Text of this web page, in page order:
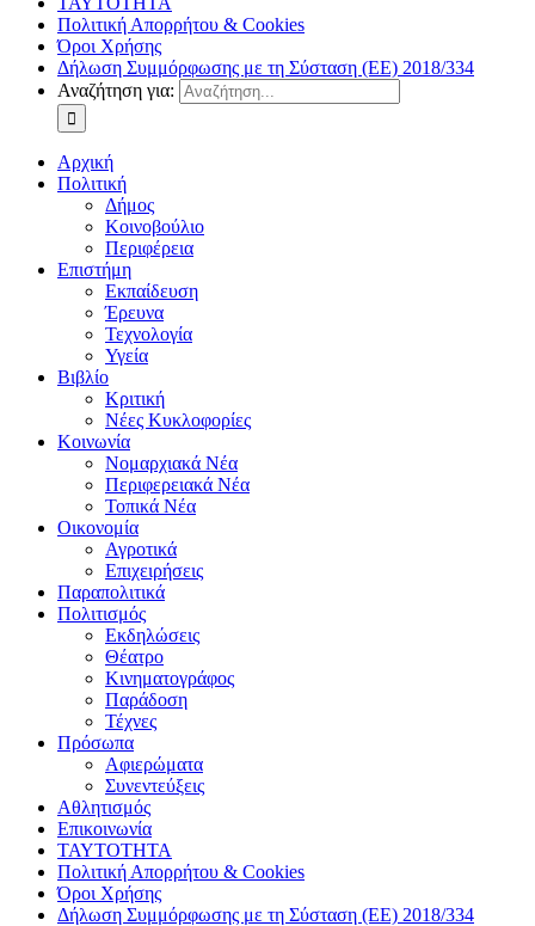
Πολιτική Απορρήτου & Cookies
Όροι Χρήσης
Δήλωση Συμμόρφωσης με τη Σύσταση (ΕΕ) 2018/334
Αναζήτηση για:
Αρχική
Πολιτική
Δήμος
Κοινοβούλιο
Περιφέρεια
Επιστήμη
Εκπαίδευση
Έρευνα
Τεχνολογία
Υγεία
Βιβλίο
Κριτική
Νέες Κυκλοφορίες
Κοινωνία
Νομαρχιακά Νέα
Περιφερειακά Νέα
Τοπικά Νέα
Οικονομία
Αγροτικά
Επιχειρήσεις
Παραπολιτικά
Πολιτισμός
Εκδηλώσεις
Θέατρο
Κινηματογράφος
Παράδοση
Τέχνες
Πρόσωπα
Αφιερώματα
Συνεντεύξεις
Αθλητισμός
Επικοινωνία
ΤΑΥΤΟΤΗΤΑ
Πολιτική Απορρήτου & Cookies
Όροι Χρήσης
Δήλωση Συμμόρφωσης με τη Σύσταση (ΕΕ) 2018/334